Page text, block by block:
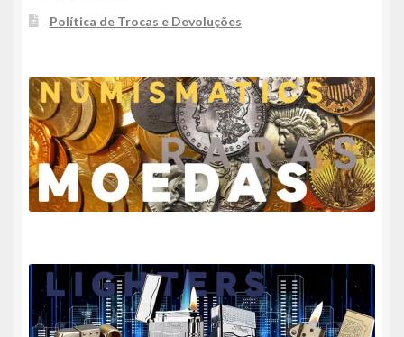
Política de Trocas e Devoluções